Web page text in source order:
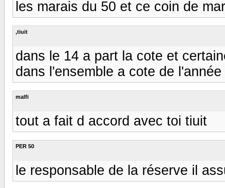
les marais du 50 et ce coin de
,tiuit
dans le 14 a part la cote et
dans l'ensemble a cote de
malfi
tout a fait d accord avec toi tiuit
PER 50
le responsable de la réserve il